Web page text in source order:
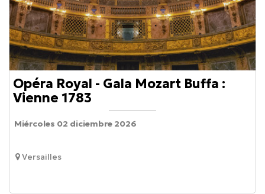
Opéra Royal - Gala Mozart Buffa :
Vienne 1783
Versailles
Miércoles 02 diciembre 2026